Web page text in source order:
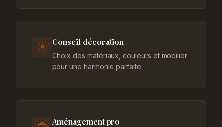
Conseil décoration
Choix des matériaux, couleurs et mobilier
pour une harmonie parfaite.
Aménagement pro